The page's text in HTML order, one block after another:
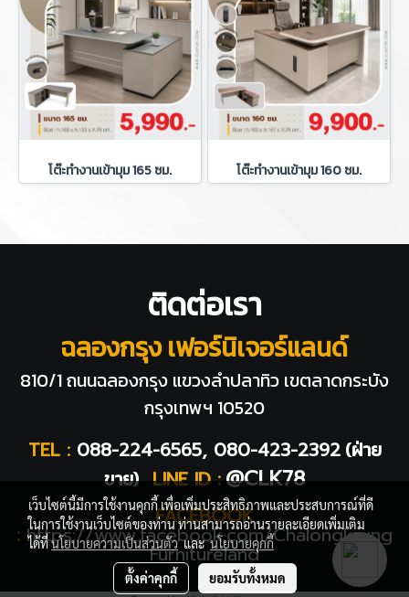
โต๊ะทำงานเข้ามุม 165 ซม. โต๊ะทำงานเข้ามุม 160 ซม.
ติดต่อเรา
ฉลองกรุง เฟอร์นิเจอร์แลนด์
810/1 ถนนฉลองกรุง แขวงลำปลาทิว เขตลาดกระบัง
กรุงเทพฯ 10520
TEL : 088-224-6565, 080-423-2392 (ฝ่าย
ขาย) LINE ID : @CLK78
FACEBOOK
: https://www.facebook.com/Chalongkrung
Furnitureland
เว็บไซต์นี้มีการใช้งานคุกกี้ เพื่อเพิ่มประสิทธิภาพและประสบการณ์ที่ดี
ในการใช้งานเว็บไซต์ของท่าน ท่านสามารถอ่านรายละเอียดเพิ่มเติม
ได้ที่นโยบายความเป็นส่วนตัวและนโยบายคุกกี้
ตั้งค่าคุกกี้ ยอมรับทั้งหมด